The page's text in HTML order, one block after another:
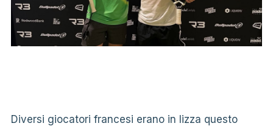
Diversi giocatori francesi erano in lizza questo